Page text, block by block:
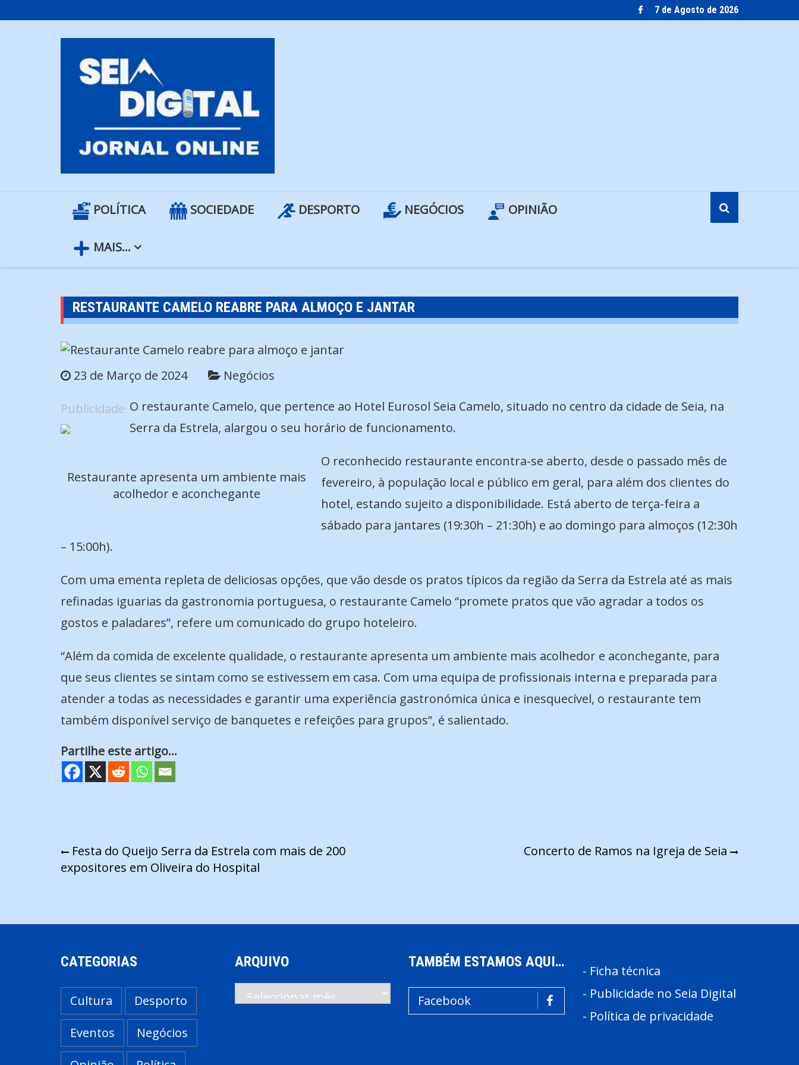
to
7 de Agosto de 2026
POLÍTICA SOCIEDADE DESPORTO NEGÓCIOS OPINIÃO
MAIS…
RESTAURANTE CAMELO REABRE PARA ALMOÇO E JANTAR
23 de Março de 2024 Negócios
Publicidade O restaurante Camelo, que pertence ao Hotel Eurosol Seia Camelo, situado no centro da cidade de Seia, na
Serra da Estrela, alargou o seu horário de funcionamento.
Restaurante apresenta um ambiente mais
acolhedor e aconchegante
O reconhecido restaurante encontra-se aberto, desde o passado mês de
fevereiro, à população local e público em geral, para além dos clientes do
hotel, estando sujeito a disponibilidade. Está aberto de terça-feira a
sábado para jantares (19:30h – 21:30h) e ao domingo para almoços (12:30h
– 15:00h).
Com uma ementa repleta de deliciosas opções, que vão desde os pratos típicos da região da Serra da Estrela até as mais
refinadas iguarias da gastronomia portuguesa, o restaurante Camelo “promete pratos que vão agradar a todos os
gostos e paladares”, refere um comunicado do grupo hoteleiro.
“Além da comida de excelente qualidade, o restaurante apresenta um ambiente mais acolhedor e aconchegante, para
que seus clientes se sintam como se estivessem em casa. Com uma equipa de profissionais interna e preparada para
atender a todas as necessidades e garantir uma experiência gastronómica única e inesquecível, o restaurante tem
também disponível serviço de banquetes e refeições para grupos”, é salientado.
Partilhe este artigo...
Navegação
de
Festa do Queijo Serra da Estrela com mais de 200
expositores em Oliveira do Hospital
Concerto de Ramos na Igreja de Seia
CATEGORIAS
Cultura
Desporto
Eventos
Negócios
ARQUIVO
Arquivo
TAMBÉM ESTAMOS AQUI…
Facebook
- Ficha técnica
- Publicidade no Seia Digital
- Política de privacidade